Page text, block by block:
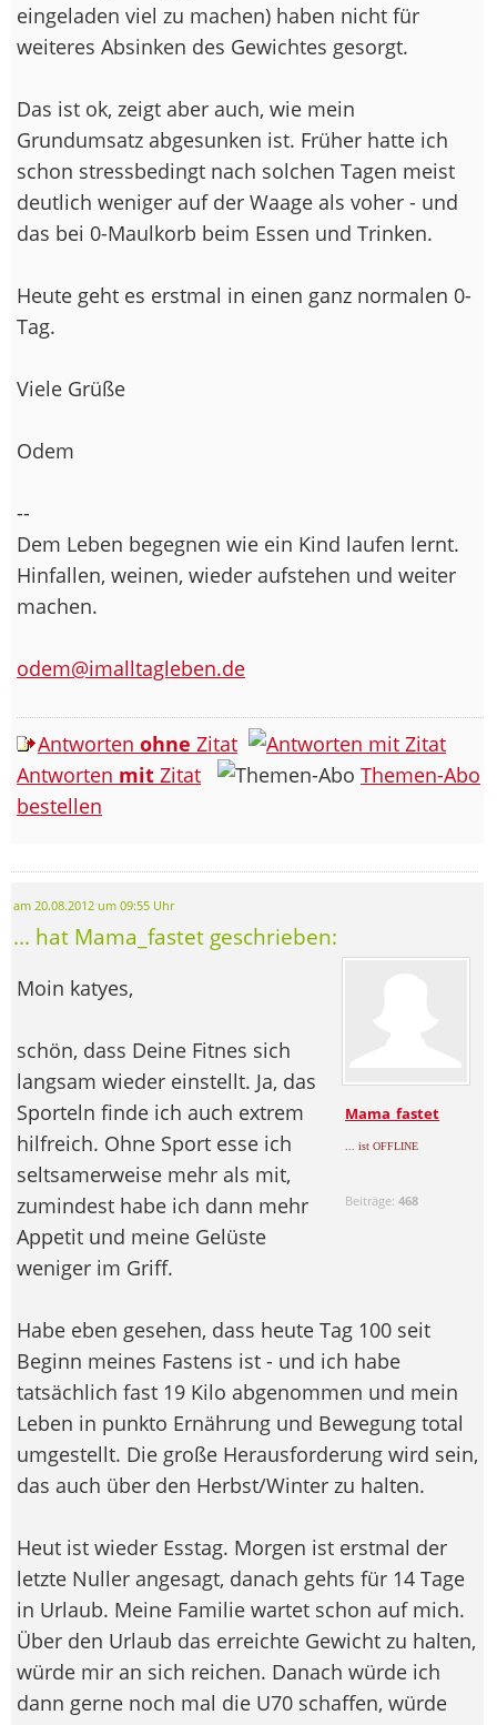
eingeladen viel zu machen) haben nicht für
weiteres Absinken des Gewichtes gesorgt.
Das ist ok, zeigt aber auch, wie mein
Grundumsatz abgesunken ist. Früher hatte ich
schon stressbedingt nach solchen Tagen meist
deutlich weniger auf der Waage als voher - und
das bei 0-Maulkorb beim Essen und Trinken.
Heute geht es erstmal in einen ganz normalen 0-
Tag.
Viele Grüße
Odem
--
Dem Leben begegnen wie ein Kind laufen lernt.
Hinfallen, weinen, wieder aufstehen und weiter
machen.
odem@imalltagleben.de
Antworten ohne Zitat
Antworten mit Zitat
Themen-Abo
bestellen
am 20.08.2012 um 09:55 Uhr
... hat Mama_fastet geschrieben:
Mama_fastet
... ist OFFLINE
Beiträge:468
Moin katyes,
schön, dass Deine Fitnes sich
langsam wieder einstellt. Ja, das
Sporteln finde ich auch extrem
hilfreich. Ohne Sport esse ich
seltsamerweise mehr als mit,
zumindest habe ich dann mehr
Appetit und meine Gelüste
weniger im Griff.
Habe eben gesehen, dass heute Tag 100 seit
Beginn meines Fastens ist - und ich habe
tatsächlich fast 19 Kilo abgenommen und mein
Leben in punkto Ernährung und Bewegung total
umgestellt. Die große Herausforderung wird sein,
das auch über den Herbst/Winter zu halten.
Heut ist wieder Esstag. Morgen ist erstmal der
letzte Nuller angesagt, danach gehts für 14 Tage
in Urlaub. Meine Familie wartet schon auf mich.
Über den Urlaub das erreichte Gewicht zu halten,
würde mir an sich reichen. Danach würde ich
dann gerne noch mal die U70 schaffen, würde